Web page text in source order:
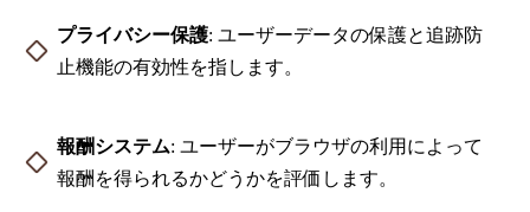
プライバシー保護: ユーザーデータの保護と追跡防
止機能の有効性を指します。
報酬システム: ユーザーがブラウザの利用によって
報酬を得られるかどうかを評価します。